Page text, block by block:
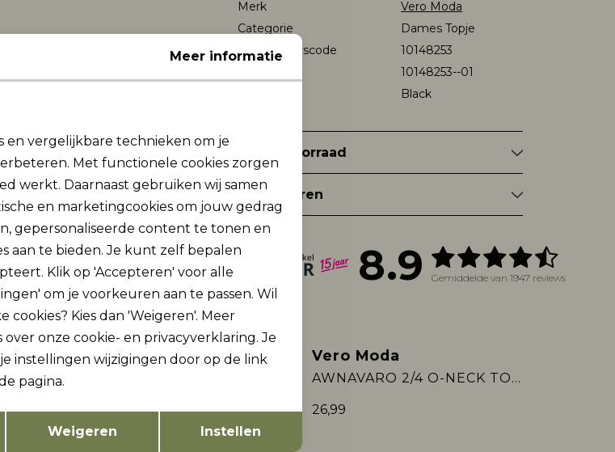
Merk
Vero Moda
Categorie
Dames Topje
Leverancierscode
10148253
10148253--01
Black
Winkelvoorraad
Retourneren
8.9 Gemiddelde van 1947 reviews
AWNAIMA SS O-NECK T-SHIRT NOOS
Nieuw
Vero Moda
26,99
Nieuw
Vero Moda
AWNAVARO 2/4 O-NECK TOP NOOS
26,99
Marketing cookies
Opslaan
Meer informatie
en vergelijkbare technieken om je
Met functionele cookies zorgen
werkt. Daarnaast gebruiken wij samen
en marketingcookies om jouw gedrag
gepersonaliseerde content te tonen en
aan te bieden. Je kunt zelf bepalen
Klik op 'Accepteren' voor alle
om je voorkeuren aan te passen. Wil
cookies? Kies dan 'Weigeren'. Meer
over onze cookie- en privacyverklaring. Je
instellingen wijzigingen door op de link
pagina.
Weigeren Instellen